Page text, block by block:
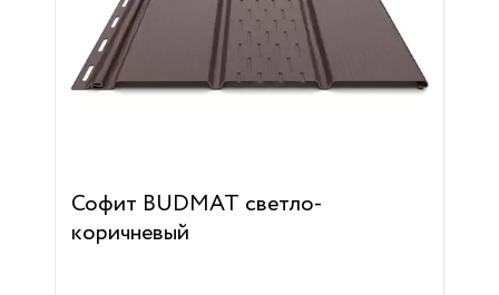
Софит BUDMAT светло-
коричневый